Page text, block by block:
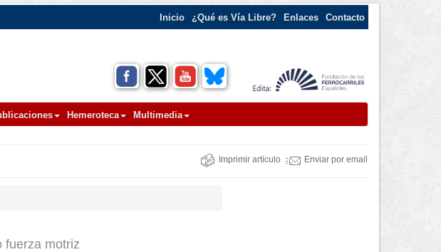
Inicio ¿Qué es Vía Libre? Enlaces Contacto
Hemeroteca Multimedia
Imprimir artículo Enviar por email
fuerza motriz